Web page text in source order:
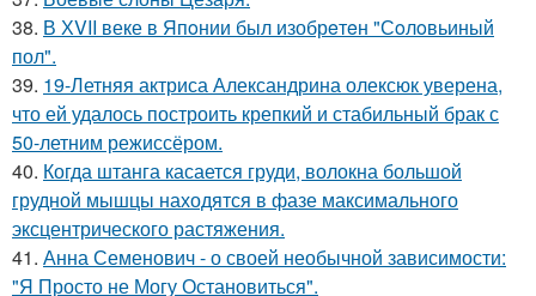
38. В ХVII веке в Япoнии был изобрeтeн "Сoлoвьиный
пол".
39. 19-Летняя актриса Александрина олексюк уверена,
что ей удалось построить крепкий и стабильный брак с
50-летним режиссёром.
40. Когда штанга касается груди, волокна большой
грудной мышцы находятся в фазе максимального
эксцентрического растяжения.
41. Анна Семенович - о своей необычной зависимости:
"Я Просто не Могу Остановиться".